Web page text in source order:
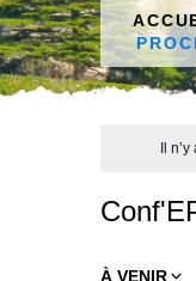
NOTRE
NOS
NOS
Il
À VENIR